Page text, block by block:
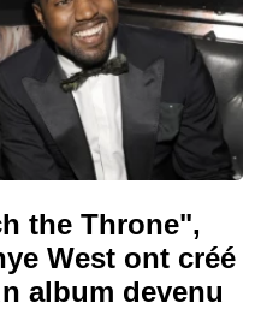
the Throne",
West ont créé
album devenu